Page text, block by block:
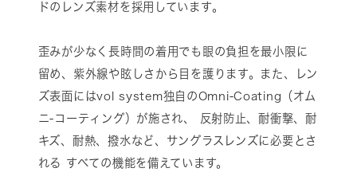
ドのレンズ素材を採用しています。
歪みが少なく長時間の着用でも眼の負担を最小限に
留め、紫外線や眩しさから目を護ります。また、レン
ズ表面にはvol system独自のOmni-Coating（オム
ニ-コーティング）が施され、 反射防止、耐衝撃、耐
キズ、耐熱、撥水など、サングラスレンズに必要とさ
れる すべての機能を備えています。